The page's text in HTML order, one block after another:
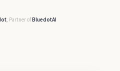
, Partner ofBluedotAI